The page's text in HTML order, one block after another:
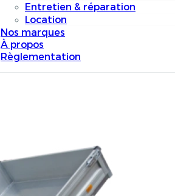
Entretien & réparation
Location
Nos marques
À propos
Règlementation